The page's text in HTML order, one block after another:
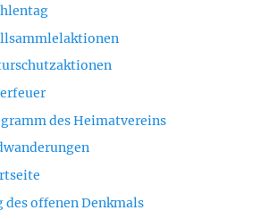
des Heimatvereins
des offenen Denkmals